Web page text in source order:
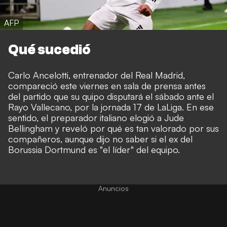
AFP
Qué sucedió
Carlo Ancelotti, entrenador del Real Madrid,
compareció este viernes en sala de prensa antes
del partido que su quipo disputará el sábado ante el
Rayo Vallecano, por la jornada 17 de LaLiga. En ese
sentido, el preparador italiano elogió a Jude
Bellingham y reveló por qué es tan valorado por sus
compañeros, aunque dijo no saber si el ex del
Borussia Dortmund es "el líder" del equipo.
Anuncios